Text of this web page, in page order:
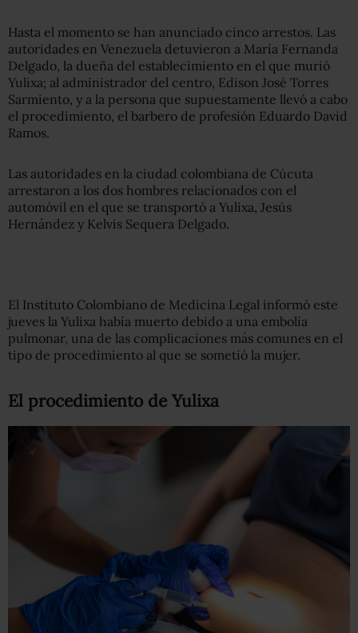
Hasta el momento se han anunciado cinco arrestos. Las
autoridades en Venezuela detuvieron a María Fernanda
Delgado, la dueña del establecimiento en el que murió
Yulixa; al administrador del centro, Edison José Torres
Sarmiento, y a la persona que supuestamente llevó a cabo
el procedimiento, el barbero de profesión Eduardo David
Ramos.
Las autoridades en la ciudad colombiana de Cúcuta
arrestaron a los dos hombres relacionados con el
automóvil en el que se transportó a Yulixa, Jesús
Hernández y Kelvis Sequera Delgado.
El Instituto Colombiano de Medicina Legal informó este
jueves la Yulixa había muerto debido a una embolia
pulmonar, una de las complicaciones más comunes en el
tipo de procedimiento al que se sometió la mujer.
El procedimiento de Yulixa